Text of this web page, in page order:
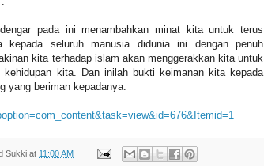
pada ini menambahkan minat kita untuk terus
kepada seluruh manusia didunia ini dengan penuh
kita terhadap islam akan menggerakkan kita untuk
kita. Dan inilah bukti keimanan kita kepada
yang beriman kepadanya.
Sukki at 11:00 AM